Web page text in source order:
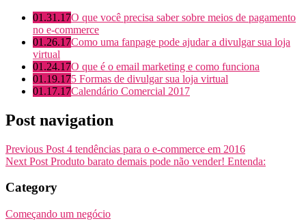
01.31.17O que você precisa saber sobre meios de pagamento
no e-commerce
01.26.17Como uma fanpage pode ajudar a divulgar sua loja
virtual
01.24.17O que é o email marketing e como funciona
01.19.175 Formas de divulgar sua loja virtual
01.17.17Calendário Comercial 2017
Post navigation
Previous Post 4 tendências para o e-commerce em 2016
Next Post Produto barato demais pode não vender! Entenda:
Category
Começando um negócio